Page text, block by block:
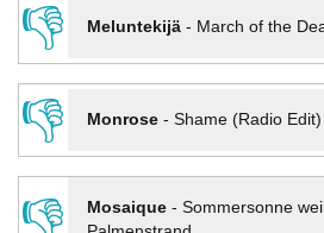
👎
Meluntekijä- March of the
👎
Monrose- Shame (Radio Edit)
👎
Mosaique- Sommersonne